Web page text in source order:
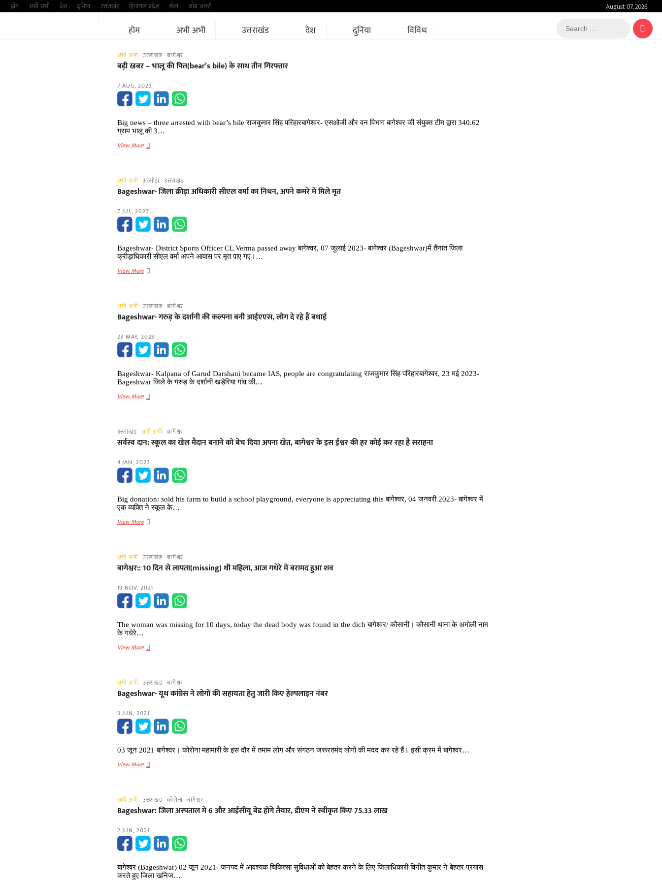
Skipहोम अभी अभी देश दुनिया उत्तराखंड हिमांचल प्रदेश खेल जॉब अलर्ट August 07, 2026
होम अभी अभी उत्तराखंड देश दुनिया विविध
Search
…
अभी अभी उत्तराखंड बागेश्वर
बड़ी खबर – भालू की पित्त(bear’s bile) के साथ तीन गिरफ्तार
7 AUG, 2023
Big news – three arrested with bear’s bile राजकुमार सिंह परिहारबागेश्वर- एसओजी और वन विभाग बागेश्वर की संयुक्त टीम द्वारा 340.62
ग्राम भालू की 3…
View Moreबड़ी
की
पित्त(bear’s
के
साथ
तीन
गिरफ्तार
अभी अभी अल्मोड़ा उत्तराखंड
Bageshwar- जिला क्रीड़ा अधिकारी सीएल वर्मा का निधन, अपने कमरे में मिले मृत
7 JUL, 2023
Bageshwar- District Sports Officer CL Verma passed away बागेश्वर, 07 जुलाई 2023- बागेश्वर (Bageshwar)में तैनात जिला
क्रीड़ाधिकारी सीएल वर्मा अपने आवास पर मृत पाए गए।…
View MoreBageshwar-
सीएल
वर्मा
निधन,
अपने
कमरे
मिले
अभी अभी उत्तराखंड बागेश्वर
Bageshwar- गरुड़ के दर्शानी की कल्पना बनी आईएएस, लोग दे रहे हैं बधाई
23 MAY, 2023
Bageshwar- Kalpana of Garud Darshani became IAS, people are congratulating राजकुमार सिंह परिहारबागेश्वर, 23 मई 2023-
Bageshwar जिले के गरुड़ के दर्शानी खड़ेरिया गांव की…
View MoreBageshwar-
की
कल्पना
आईएएस,
लोग
दे
रहे
हैं
उत्तराखंड अभी अभी बागेश्वर
सर्वस्व दान: स्कूल का खेल मैदान बनाने को बेच दिया अपना खेत, बागेश्वर के इस ईश्वर की हर कोई कर रहा है सराहना
4 JAN, 2023
Big donation: sold his farm to build a school playground, everyone is appreciating this बागेश्वर, 04 जनवरी 2023- बागेश्वर में
एक व्यक्ति ने स्कूल के…
View Moreसर्वस्व
खेल
मैदान
को
बेच
दिया
खेत,
के
की
कोई
रहा
है
अभी अभी उत्तराखंड बागेश्वर
बागेश्वर:: 10 दिन से लापता(missing) थी महिला, आज गधेरे में बरामद हुआ शव
19 NOV, 2021
The woman was missing for 10 days, today the dead body was found in the dich बागेश्वर/ कौसानी। कौसानी थाना के अमोली नाम
के गधेरे…
View Moreबागेश्वर::
लापता(missing)
थी
आज
गधेरे
में
बरामद
हुआ
शव
अभी अभी उत्तराखंड बागेश्वर
Bageshwar- यूथ कांग्रेस ने लोगों की सहायता हेतु जारी किए हेल्पलाइन नंबर
3 JUN, 2021
03 जून 2021 बागेश्वर। कोरोना महामारी के इस दौर में तमाम लोग और संगठन जरूरतमंद लोगों की मदद कर रहे हैं। इसी क्रम में बागेश्वर…
View MoreBageshwar-
लोगों
की
हेतु
जारी
किए
हेल्पलाइन
नंबर
अभी अभी उत्तराखंड कोरोना बागेश्वर
Bageshwar: जिला अस्पताल में 6 और आईसीयू बेड होंगे तैयार, डीएम ने स्वीकृत किए 75.33 लाख
2 JUN, 2021
बागेश्वर (Bageshwar) 02 जून 2021- जनपद में आवश्यक चिकित्सा सुविधाओं को बेहतर करने के लिए जिलाधिकारी विनीत कुमार ने बेहतर प्रयास
करते हुए जिला खनिज…